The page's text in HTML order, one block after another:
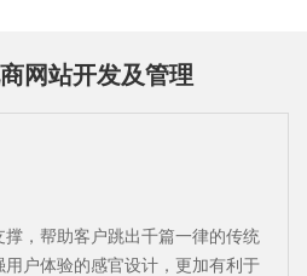
网站开发及管理
，帮助客户跳出千篇一律的传统
户体验的感官设计，更加有利于